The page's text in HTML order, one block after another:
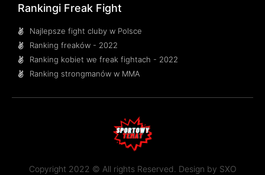
Rankingi Freak Fight
Najlepsze fight cluby w Polsce
Ranking freaków - 2022
Ranking kobiet we freak fightach - 2022
Ranking strongmanów w MMA
Copyright 2022 © All rights Reserved. Design by SXO